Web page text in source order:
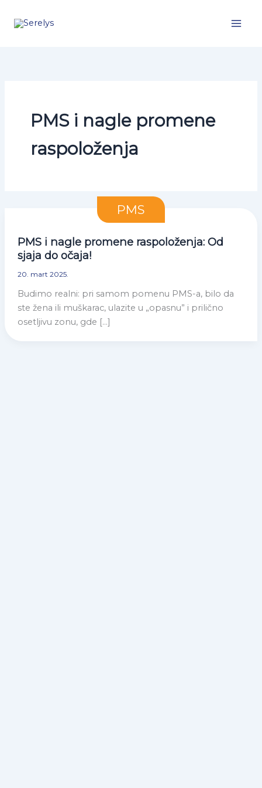
PMS i nagle promene
raspoloženja
PMS
PMS i nagle promene raspoloženja: Od
sjaja do očaja!
20. mart 2025.
Budimo realni: pri samom pomenu PMS-a, bilo da
ste žena ili muškarac, ulazite u „opasnu” i prilično
osetljivu zonu, gde […]